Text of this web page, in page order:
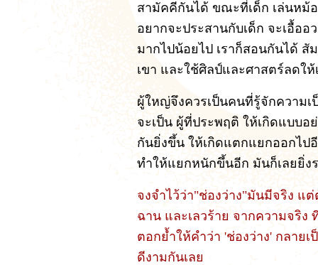
สามัคคีกันได้ ขณะที่เด็ก เล่นหม้
อยากจะประสานกับเด็ก จะเอื้ออ
มากไปน้อยไป เราก็สอนกันได้
เขา และใช้ศิลป์และศาสตร์ลดให้
ผู้ใหญ่จึงควรเป็นคนที่รู้จักควา
จะเป็น ผู้ที่ประพฤติ ให้เกิดแบบอ
กันยิ่งขึ้น ให้เกิดแตกแยกออกไป
ทำให้แยกหนักขึ้นอีก มันก็เลยยิ่ง
จงจำไว้ว่า"ช่องว่าง"มันมีจริง แ
ฉาน และเลวร้าย จากความจริง
ตอกย้ำให้คำว่า 'ช่องว่าง' กลาย
ดีงามกันเลย